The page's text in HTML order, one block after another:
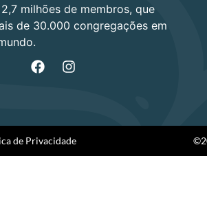
milhões de membros, que
de 30.000 congregações em
de Privacidade